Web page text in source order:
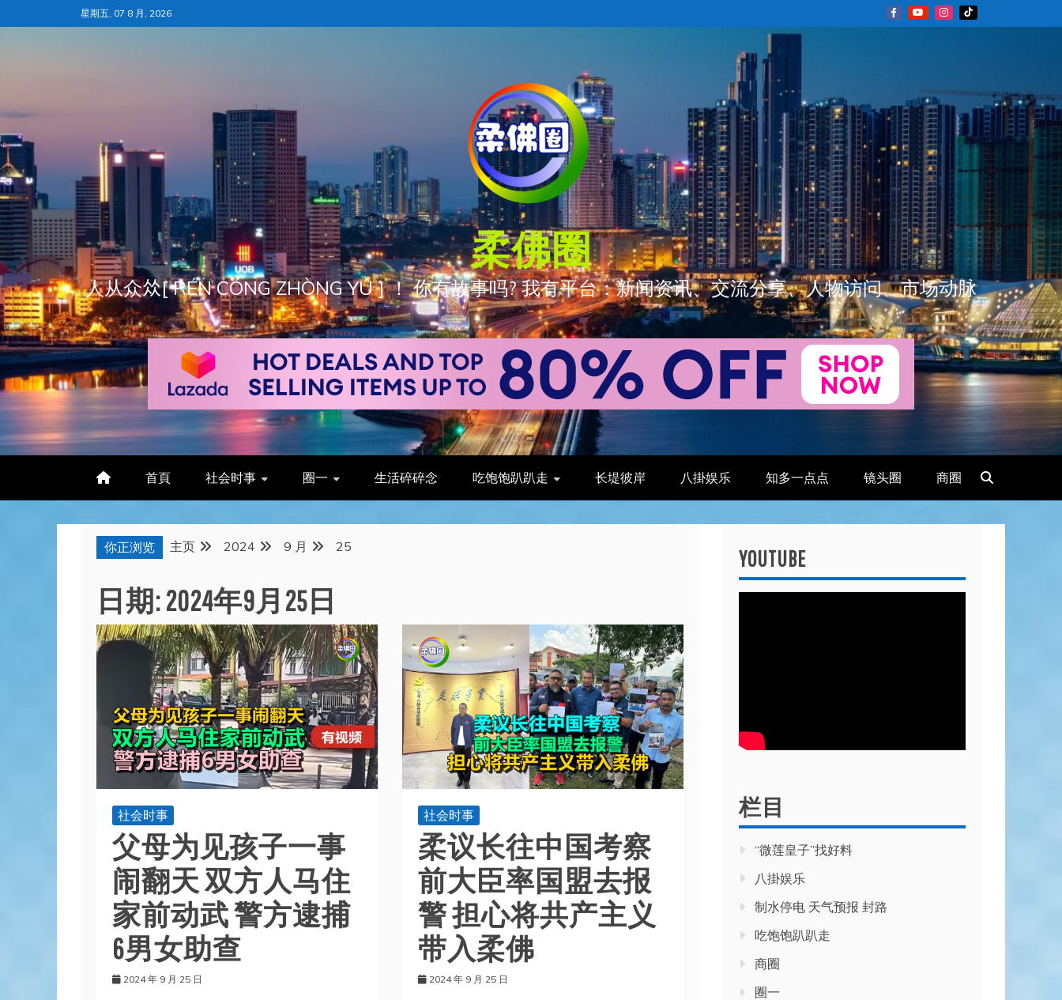
至
星期五, 07 8 月, 2026
柔佛圈
人从众𠈌[ RÉN CÓNG ZHÒNG YÚ ] ！ 你有故事吗? 我有平台：新闻资讯、交流分享、人物访问、市场动脉
首頁 社会时事 圈一 生活碎碎念 吃饱饱趴趴走 长堤彼岸 八掛娱乐 知多一点点 镜头圈 商圈
你正浏览 主页 2024 9 月 25
日期:2024年9月25日
社会时事
父母为见孩子一事
闹翻天 双方人马住
家前动武 警方逮捕
6男女助查
2024 年 9 月 25 日
社会时事
柔议长往中国考察
前大臣率国盟去报
警 担心将共产主义
带入柔佛
2024 年 9 月 25 日
YOUTUBE
栏目
“微莲皇子”找好料
八掛娱乐
制水停电 天气预报 封路
吃饱饱趴趴走
商圈
圈一